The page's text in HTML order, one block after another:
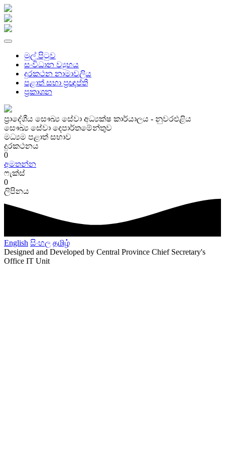
මුල් පිටුව
සංවිධාන ව්‍යුහය
දුරකථන නාමාවලිය
පළාත් සභා ප්‍රඥප්ති
ප්‍රකාශන
ප්‍රාදේශීය සෞඛ්‍ය සේවා අධ්‍යක්ෂ කාර්යාලය - නුවරඑළිය
සෞඛ්‍ය සේවා දෙපාර්තමේන්තුව
මධ්‍යම පළාත් සභාව
දුරකථනය
0
අමතන්න
ෆැක්ස්
0
ලිපිනය
English සිංහල தமிழ்
Designed and Developed by Central Province Chief Secretary's
Office IT Unit